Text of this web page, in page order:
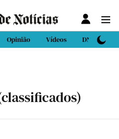
Opinião Vídeos DN Sport